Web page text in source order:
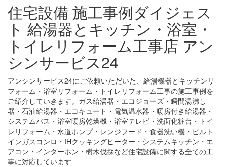
住宅設備 施工事例ダイジェス
ト 給湯器とキッチン・浴室・
トイレリフォーム工事店 アン
シンサービス24
アンシンサービス24にご依頼いただいた、給湯機器とキッチンリ
フォーム・浴室リフォーム・トイレリフォーム工事の施工事例を
ご紹介していきます。ガス給湯器・エコジョーズ・瞬間湯沸し
器・石油給湯器・エコキュート・電気温水器・暖房付き給湯器・
システムバス・浴室暖房乾燥機・浴室テレビ・洗面化粧台・トイ
レリフォーム・水道ポンプ・レンジフード・食器洗い機・ビルト
インガスコンロ・IHクッキングヒーター・システムキッチン・エ
アコン・インターホン・樹木伐採など住宅設備に関する全ての工
事に対応しています